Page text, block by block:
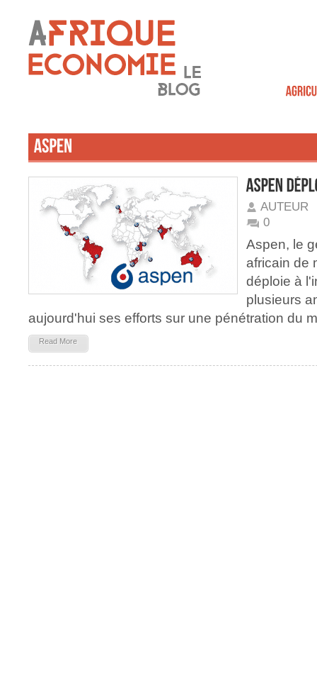
AUTEUR
0
Aspen, le
africain de
déploie à
plusieurs
aujourd'hui ses efforts sur une pénétration du
Read More